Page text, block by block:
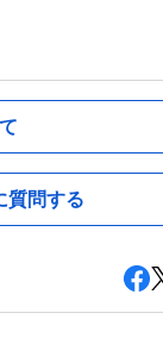
質問する